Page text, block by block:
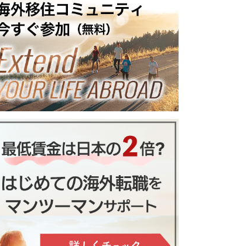
いる理由
移住・留学希望者向けフラ
ンス生活体感ツアーのご紹
介（９日間）
ス・バランスでホームステイ
・ワイン・自然を楽しむ日本
人サポート付き滞在
アンで暮らそう。物価も安い
ない勉強法6選
方法を徹底比較
えたい！３つの語学学校を
の税金・消費税と所得税を
の魅力